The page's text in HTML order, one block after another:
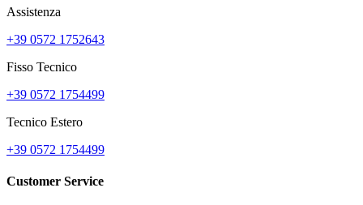
Assistenza
+39 0572 1752643
Fisso Tecnico
+39 0572 1754499
Tecnico Estero
+39 0572 1754499
Customer Service